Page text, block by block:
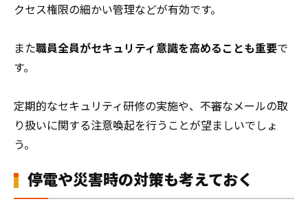
クセス権限の細かい管理などが有効です。
また職員全員がセキュリティ意識を高めることも重要で
す。
定期的なセキュリティ研修の実施や、不審なメールの取
り扱いに関する注意喚起を行うことが望ましいでしょ
う。
停電や災害時の対策も考えておく